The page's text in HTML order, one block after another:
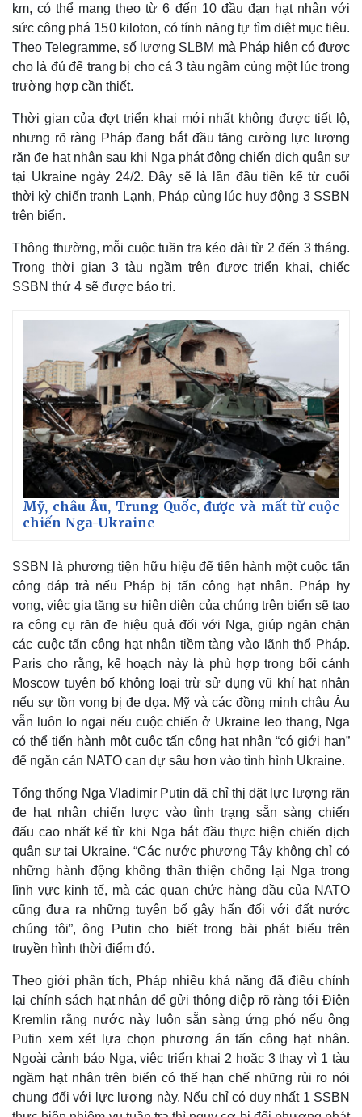
Thế giới
Quan sát
Hồ sơ
Multimedia
E-Magazine
Infographic
km, có thể mang theo từ 6 đến 10 đầu đạn hạt nhân với
sức công phá 150 kiloton, có tính năng tự tìm diệt mục tiêu.
Theo Telegramme, số lượng SLBM mà Pháp hiện có được
cho là đủ để trang bị cho cả 3 tàu ngầm cùng một lúc trong
trường hợp cần thiết.
Thời gian của đợt triển khai mới nhất không được tiết lộ,
nhưng rõ ràng Pháp đang bắt đầu tăng cường lực lượng
răn đe hạt nhân sau khi Nga phát động chiến dịch quân sự
tại Ukraine ngày 24/2. Đây sẽ là lần đầu tiên kể từ cuối
thời kỳ chiến tranh Lạnh, Pháp cùng lúc huy động 3 SSBN
trên biển.
Thông thường, mỗi cuộc tuần tra kéo dài từ 2 đến 3 tháng.
Trong thời gian 3 tàu ngầm trên được triển khai, chiếc
SSBN thứ 4 sẽ được bảo trì.
Mỹ, châu Âu, Trung Quốc, được và mất từ cuộc
chiến Nga-Ukraine
SSBN là phương tiện hữu hiệu để tiến hành một cuộc tấn
công đáp trả nếu Pháp bị tấn công hạt nhân. Pháp hy
vọng, việc gia tăng sự hiện diện của chúng trên biển sẽ tạo
ra công cụ răn đe hiệu quả đối với Nga, giúp ngăn chặn
các cuộc tấn công hạt nhân tiềm tàng vào lãnh thổ Pháp.
Paris cho rằng, kế hoạch này là phù hợp trong bối cảnh
Moscow tuyên bố không loại trừ sử dụng vũ khí hạt nhân
nếu sự tồn vong bị đe dọa. Mỹ và các đồng minh châu Âu
vẫn luôn lo ngại nếu cuộc chiến ở Ukraine leo thang, Nga
có thể tiến hành một cuộc tấn công hạt nhân “có giới hạn”
để ngăn cản NATO can dự sâu hơn vào tình hình Ukraine.
Tổng thống Nga Vladimir Putin đã chỉ thị đặt lực lượng răn
đe hạt nhân chiến lược vào tình trạng sẵn sàng chiến
đấu cao nhất kể từ khi Nga bắt đầu thực hiện chiến dịch
quân sự tại Ukraine. “Các nước phương Tây không chỉ có
những hành động không thân thiện chống lại Nga trong
lĩnh vực kinh tế, mà các quan chức hàng đầu của NATO
cũng đưa ra những tuyên bố gây hấn đối với đất nước
chúng tôi”, ông Putin cho biết trong bài phát biểu trên
truyền hình thời điểm đó.
Theo giới phân tích, Pháp nhiều khả năng đã điều chỉnh
lại chính sách hạt nhân để gửi thông điệp rõ ràng tới Điện
Kremlin rằng nước này luôn sẵn sàng ứng phó nếu ông
Putin xem xét lựa chọn phương án tấn công hạt nhân.
Ngoài cảnh báo Nga, việc triển khai 2 hoặc 3 thay vì 1 tàu
ngầm hạt nhân trên biển có thể hạn chế những rủi ro nói
chung đối với lực lượng này. Nếu chỉ có duy nhất 1 SSBN